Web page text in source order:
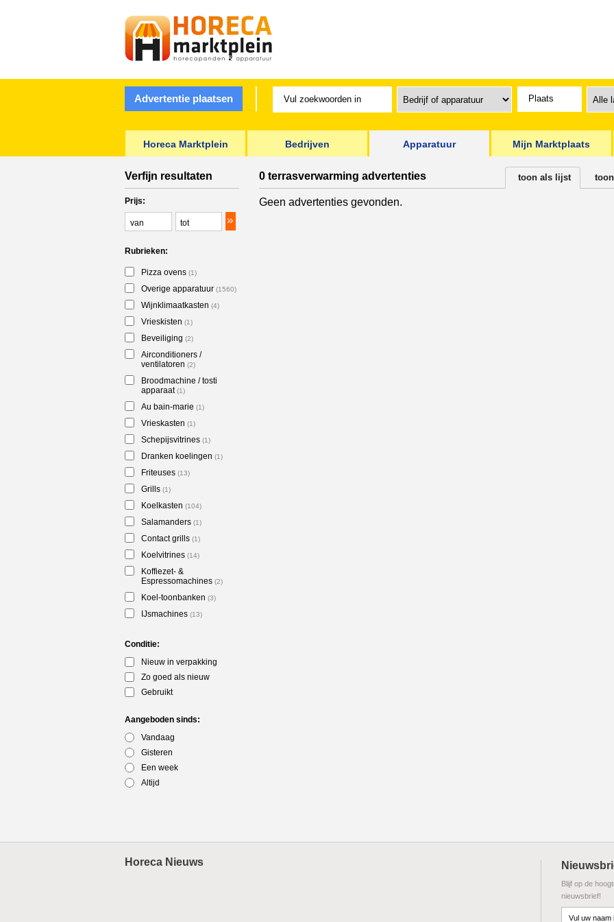
Advertentie plaatsen
Horeca Marktplein Bedrijven Apparatuur Mijn Marktplaats
Verfijn resultaten
Prijs:
Rubrieken:
Pizza ovens (1)
Overige apparatuur (1560)
Wijnklimaatkasten (4)
Vrieskisten (1)
Beveiliging (2)
Airconditioners /
ventilatoren (2)
Broodmachine / tosti
apparaat(1)
Au bain-marie (1)
Vrieskasten (1)
Schepijsvitrines (1)
Dranken koelingen (1)
Friteuses (13)
Grills (1)
Koelkasten (104)
Salamanders (1)
Contact grills (1)
Koelvitrines (14)
Koffiezet- &
Espressomachines (2)
Koel-toonbanken (3)
IJsmachines (13)
Conditie:
Nieuw in verpakking
Zo goed als nieuw
Gebruikt
Aangeboden sinds:
Vandaag
Gisteren
Een week
Altijd
0 terrasverwarming advertenties toon als lijst
Geen advertenties gevonden.
Horeca Nieuws
Blijf op de
nieuwsbrief!